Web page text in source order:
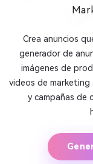
Crea anuncios
generador de
imágenes de
videos de marketing
y campañas de